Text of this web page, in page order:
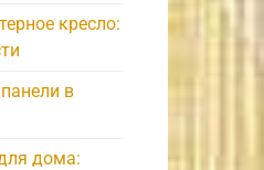
кресло:
в
дома: